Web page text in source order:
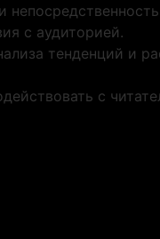
с аудиторией.
тенденций и
с